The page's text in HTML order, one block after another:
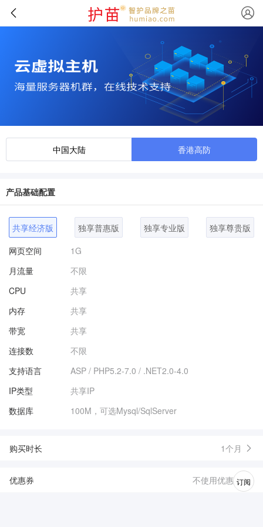
中国大陆 香港高防
产品基础配置
共享经济版 独享普惠版 独享专业版
独享尊贵版
网页空间
1G
月流量
不限
CPU
共享
内存
共享
带宽
共享
连接数
不限
支持语言
ASP / PHP5.2-7.0 / .NET2.0-4.0
IP类型
共享IP
数据库
100M，可选Mysql/SqlServer
购买时长 1个月
优惠券 不使用优惠券订阅